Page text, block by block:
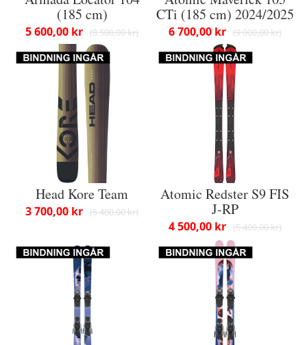
(185 cm)
8 500,00 kr
5 600,00 kr
CTi (185 cm) 2024/2025
9 000,00 kr
6 700,00 kr
Head Kore Team
5 400,00 kr
3 700,00 kr
Atomic Redster S9 FIS
J-RP
5 400,00 kr
4 500,00 kr